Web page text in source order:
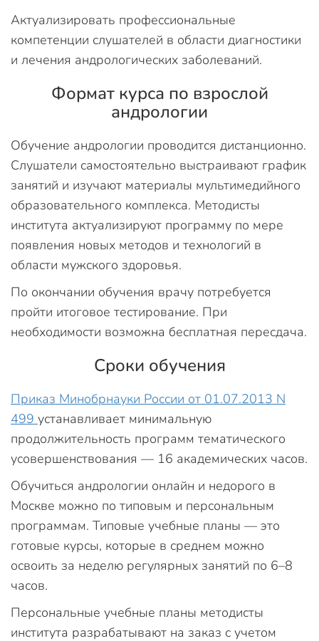
Актуализировать профессиональные
компетенции слушателей в области диагностики
и лечения андрологических заболеваний.
Формат курса по взрослой
андрологии
Обучение андрологии проводится дистанционно.
Слушатели самостоятельно выстраивают график
занятий и изучают материалы мультимедийного
образовательного комплекса. Методисты
института актуализируют программу по мере
появления новых методов и технологий в
области мужского здоровья.
По окончании обучения врачу потребуется
пройти итоговое тестирование. При
необходимости возможна бесплатная пересдача.
Сроки обучения
Приказ Минобрнауки России от 01.07.2013 N
499 устанавливает минимальную
продолжительность программ тематического
усовершенствования — 16 академических часов.
Обучиться андрологии онлайн и недорого в
Москве можно по типовым и персональным
программам. Типовые учебные планы — это
готовые курсы, которые в среднем можно
освоить за неделю регулярных занятий по 6–8
часов.
Персональные учебные планы методисты
института разрабатывают на заказ с учетом